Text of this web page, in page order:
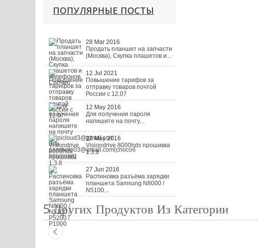
ПОПУЛЯРНЫЕ ПОСТЫ
28 Mar 2016
Продать планшет на запчасти
(Москва), Скупка плашетов и...
12 Jul 2021
Повышение тарифов за
отправку товаров почтой
России с 12.07
12 May 2016
Для получения пароля
напишите на почту...
22 May 2016
Visiondrive 8000hds прошивка
1.3.8
27 Jun 2016
Распиновка разъёма зарядки
планшета Samsung N8000 /
N5100...
5 Других Продуктов Из Категории